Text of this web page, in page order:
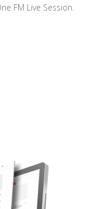
FM Live Session.